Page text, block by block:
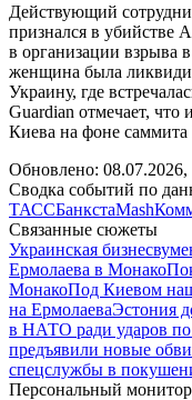
Действующий
признался в убийстве
в организации взрыва
женщина была
Украину, где
Guardian отмечает,
Киева на фоне
Обновлено: 08.07.2026,
Сводка событий по
ТАССБанкстаMash
Связанные сюжеты
Украинская
Ермолаева в Монако
МонакоПод Киевом
на ЕрмолаеваЭстония
в НАТО ради ударов по
предъявили новые
спецслужбы в
Персональный